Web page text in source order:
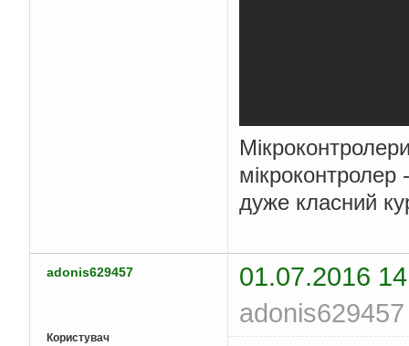
дуже класний
adonis629457
01.07.2016
Користувач